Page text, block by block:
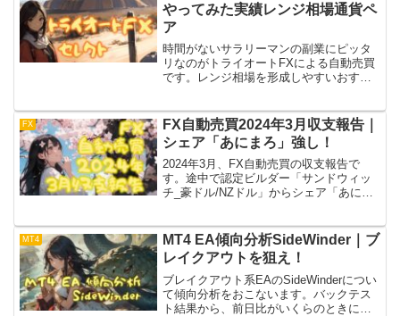
やってみた実績レンジ相場通貨ペ
ア
時間がないサラリーマンの副業にピッタ
リなのがトライオートFXによる自動売買
です。レンジ相場を形成しやすいおすす
この条件で攻略やってみた実績を示して
いきます！
FX
FX自動売買2024年3月収支報告｜
シェア「あにまろ」強し！
2024年3月、FX自動売買の収支報告で
す。途中で認定ビルダー「サンドウィッ
チ_豪ドル/NZドル」からシェア「あにま
楽しみな一方、豪ドル/NZドルの相場が気
になる。
MT4
MT4 EA傾向分析SideWinder｜ブ
レイクアウトを狙え！
ブレイクアウト系EAのSideWinderについ
て傾向分析をおこないます。バックテス
ト結果から、前日比がいくらのときに利